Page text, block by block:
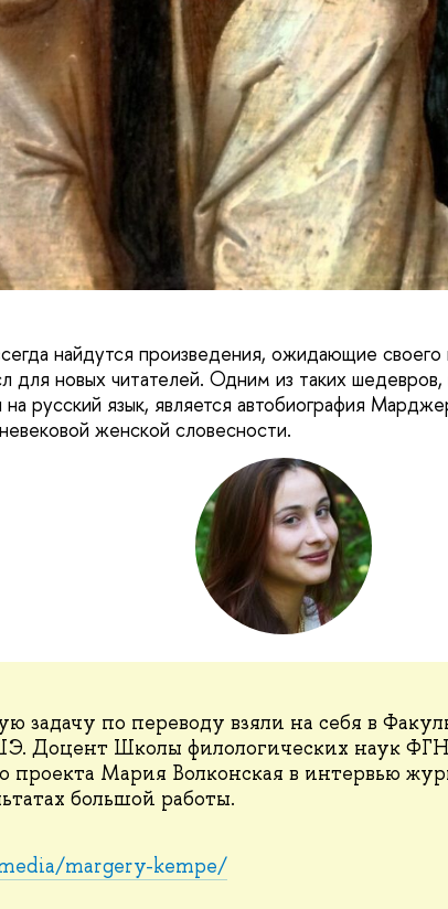
найдутся произведения, ожидающие
для новых читателей. Одним из таких шедевров,
русский язык, является автобиография
женской словесности.
задачу по переводу взяли на себя в
Доцент Школы филологических наук ФГН,
проекта Мария Волконская в интервью
большой работы.
margery-kempe/